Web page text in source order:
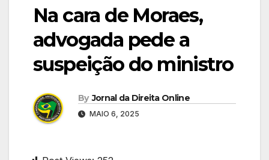
Na cara de Moraes,
advogada pede a
suspeição do ministro
By Jornal da Direita Online
MAIO 6, 2025